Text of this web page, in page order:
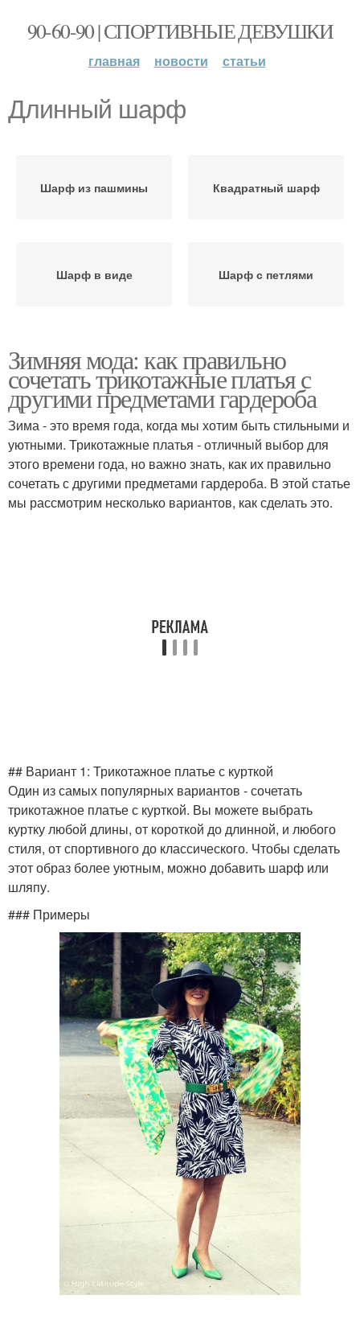
90-60-90 | СПОРТИВНЫЕ ДЕВУШКИ
главная новости статьи
Длинный шарф
Шарф из пашмины Квадратный шарф
Шарф в виде Шарф с петлями
Зимняя мода: как правильно
сочетать трикотажные платья с
другими предметами гардероба
Зима - это время года, когда мы хотим быть стильными и
уютными. Трикотажные платья - отличный выбор для
этого времени года, но важно знать, как их правильно
сочетать с другими предметами гардероба. В этой статье
мы рассмотрим несколько вариантов, как сделать это.
## Вариант 1: Трикотажное платье с курткой
Один из самых популярных вариантов - сочетать
трикотажное платье с курткой. Вы можете выбрать
куртку любой длины, от короткой до длинной, и любого
стиля, от спортивного до классического. Чтобы сделать
этот образ более уютным, можно добавить шарф или
шляпу.
### Примеры